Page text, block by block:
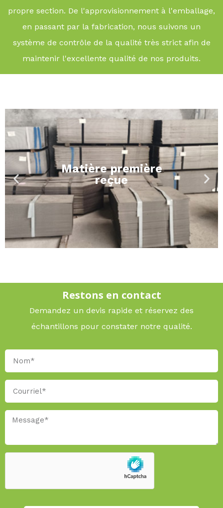
propre section. De l'approvisionnement à l'emballage,
en passant par la fabrication, nous suivons un
système de contrôle de la qualité très strict afin de
maintenir l'excellente qualité de nos produits.
Matière première
reçue
Restons en contact
Demandez un devis rapide et réservez des
échantillons pour constater notre qualité.